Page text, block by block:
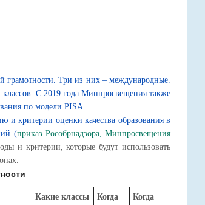
грамотности. Три из них – международные.
С 2019 года Минпросвещения также
по модели PISA.
и критерии оценки качества образования в
(приказ Рособрнадзора, Минпросвещения
и критерии, которые будут использовать
Какие классы
Когда
Когда